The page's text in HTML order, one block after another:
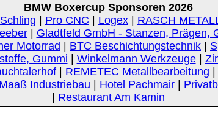
BMW Boxercup Sponsoren 2026
| Pro CNC | Logex| RASCH
| Gladtfeld GmbH - Stanzen, Prägen,
Motorrad | BTC Beschichtungstechnik |
Gummi | Winkelmann Werkzeuge|
| REMETEC Metallbearbeitung |
Maaß Industriebau | Hotel Pachmair |
| Restaurant Am Kamin